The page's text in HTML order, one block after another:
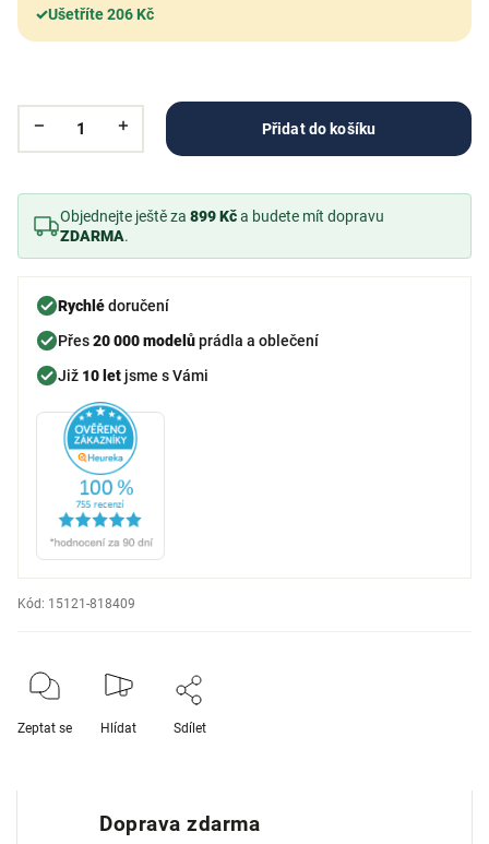
✓Ušetříte 206 Kč
Přidat do košíku
Objednejte ještě za 899 Kča budete mít dopravu
ZDARMA.
Rychlédoručení
Přes20 000 modelůprádla a oblečení
Již 10 let jsme s Vámi
Kód: 15121-818409
Zeptat se Hlídat Sdílet
Doprava zdarma